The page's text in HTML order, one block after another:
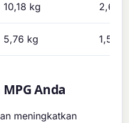
10,18 kg 2,69
5,76 kg 1,52
Anda
meningkatkan